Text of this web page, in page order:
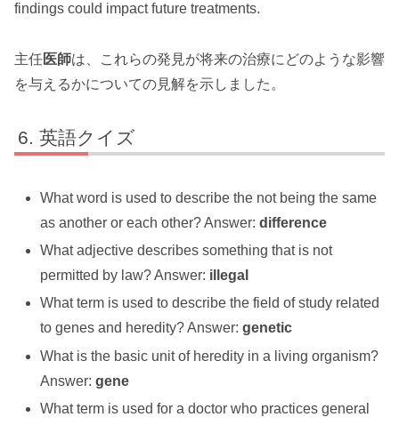
findings could impact future treatments.
主任医師は、これらの発見が将来の治療にどのような影響
を与えるかについての見解を示しました。
英語クイズ
What word is used to describe the not being the same
as another or each other? Answer:difference
What adjective describes something that is not
permitted by law? Answer: illegal
What term is used to describe the field of study related
to genes and heredity? Answer:genetic
What is the basic unit of heredity in a living organism?
Answer:gene
What term is used for a doctor who practices general